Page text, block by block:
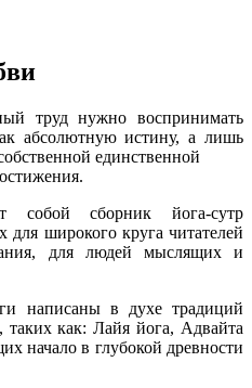
труд нужно воспринимать
абсолютную истину, а лишь
единственной
собой сборник йога-сутр
для широкого круга читателей
для людей мыслящих и
написаны в духе традиций
как: Лайя йога, Адвайта
начало в глубокой древности